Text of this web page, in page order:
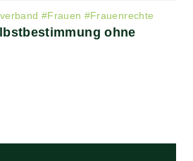
#Frauen #Frauenrechte
ohne